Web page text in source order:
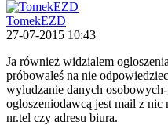
TomekEZD
27-07-2015 10:43
Ja również widzialem
próbowaleś na nie
wyludzanie danych
ogloszeniodawcą jest mail z nic
nr.tel czy adresu biura.